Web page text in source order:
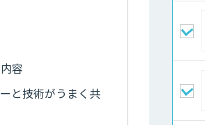
容
と技術がうまく共